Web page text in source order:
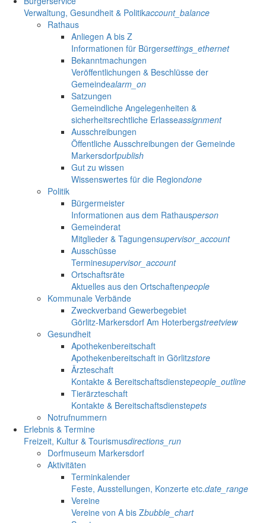
Verwaltung, Gesundheit & Politikaccount_balance
Rathaus
Anliegen A bis Z
Informationen für Bürgersettings_ethernet
Bekanntmachungen
Veröffentlichungen & Beschlüsse der
Gemeindealarm_on
Satzungen
Gemeindliche Angelegenheiten &
sicherheitsrechtliche Erlasseassignment
Ausschreibungen
Öffentliche Ausschreibungen der Gemeinde
Markersdorfpublish
Gut zu wissen
Wissenswertes für die Regiondone
Politik
Bürgermeister
Informationen aus dem Rathausperson
Gemeinderat
Mitglieder & Tagungensupervisor_account
Ausschüsse
Terminesupervisor_account
Ortschaftsräte
Aktuelles aus den Ortschaftenpeople
Kommunale Verbände
Zweckverband Gewerbegebiet
Görlitz-Markersdorf Am Hoterbergstreetview
Gesundheit
Apothekenbereitschaft
Apothekenbereitschaft in Görlitzstore
Ärzteschaft
Kontakte & Bereitschaftsdienstepeople_outline
Tierärzteschaft
Kontakte & Bereitschaftsdienstepets
Notrufnummern
Erlebnis & Termine
Freizeit, Kultur & Tourismusdirections_run
Dorfmuseum Markersdorf
Aktivitäten
Terminkalender
Feste, Ausstellungen, Konzerte etc.date_range
Vereine
Vereine von A bis Zbubble_chart